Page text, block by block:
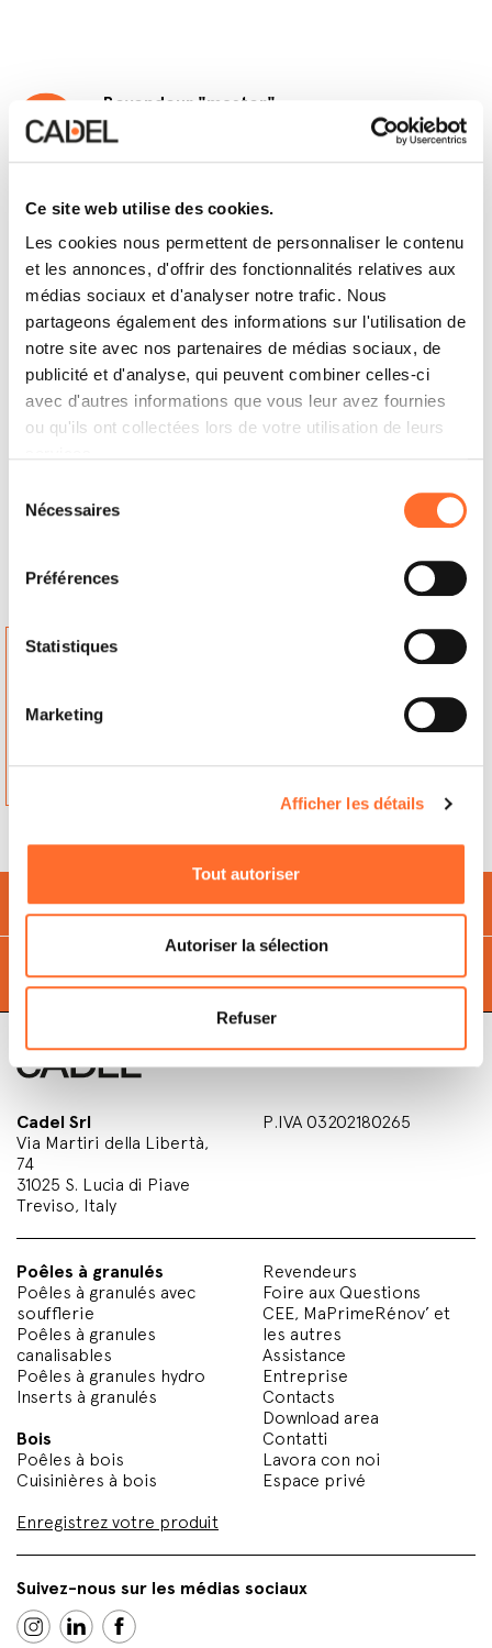
Ce site web utilise des cookies.
Les cookies nous permettent de personnaliser le contenu
et les annonces, d'offrir des fonctionnalités relatives aux
médias sociaux et d'analyser notre trafic. Nous
partageons également des informations sur l'utilisation de
notre site avec nos partenaires de médias sociaux, de
publicité et d'analyse, qui peuvent combiner celles-ci
avec d'autres informations que vous leur avez fournies
ou qu'ils ont collectées lors de votre utilisation de leurs
Nécessaires
Préférences
Statistiques
Marketing
Afficher les détails
Tout autoriser
Autoriser la sélection
Refuser
Revendeur "master"
Migliore esperienza d’acquisto: sala mostra
con la più ampia scelta di prodotti Cadel e
tutte le novità aggiornate. Personale formato
fino all'installazione.
Cadel revendeur autorisée
Offre un'accurata selezione dei prodotti Cadel
e supporto qualificato nella scelta della
soluzione più adatta alle tue esigenze.
Punto Vendita
Una selezione dei principali prodotti Cadel e
NORVEGU KAMINI
Lettonie
Contactez
granulés
point de vente le plus proche de vous
Cadel Srl
Via Martiri della Libertà,
74
31025 S. Lucia di Piave
Treviso, Italy
P.IVA 03202180265
Poêles à granulés
Poêles à granulés avec
soufflerie
Poêles à granules
canalisables
Poêles à granules hydro
Inserts à granulés
Bois
Poêles à bois
Cuisinières à bois
Enregistrez votre produit
Revendeurs
Foire aux Questions
CEE, MaPrimeRénov’ et
les autres
Assistance
Entreprise
Contacts
Download area
Contatti
Lavora con noi
Espace privé
Suivez-nous sur les médias sociaux